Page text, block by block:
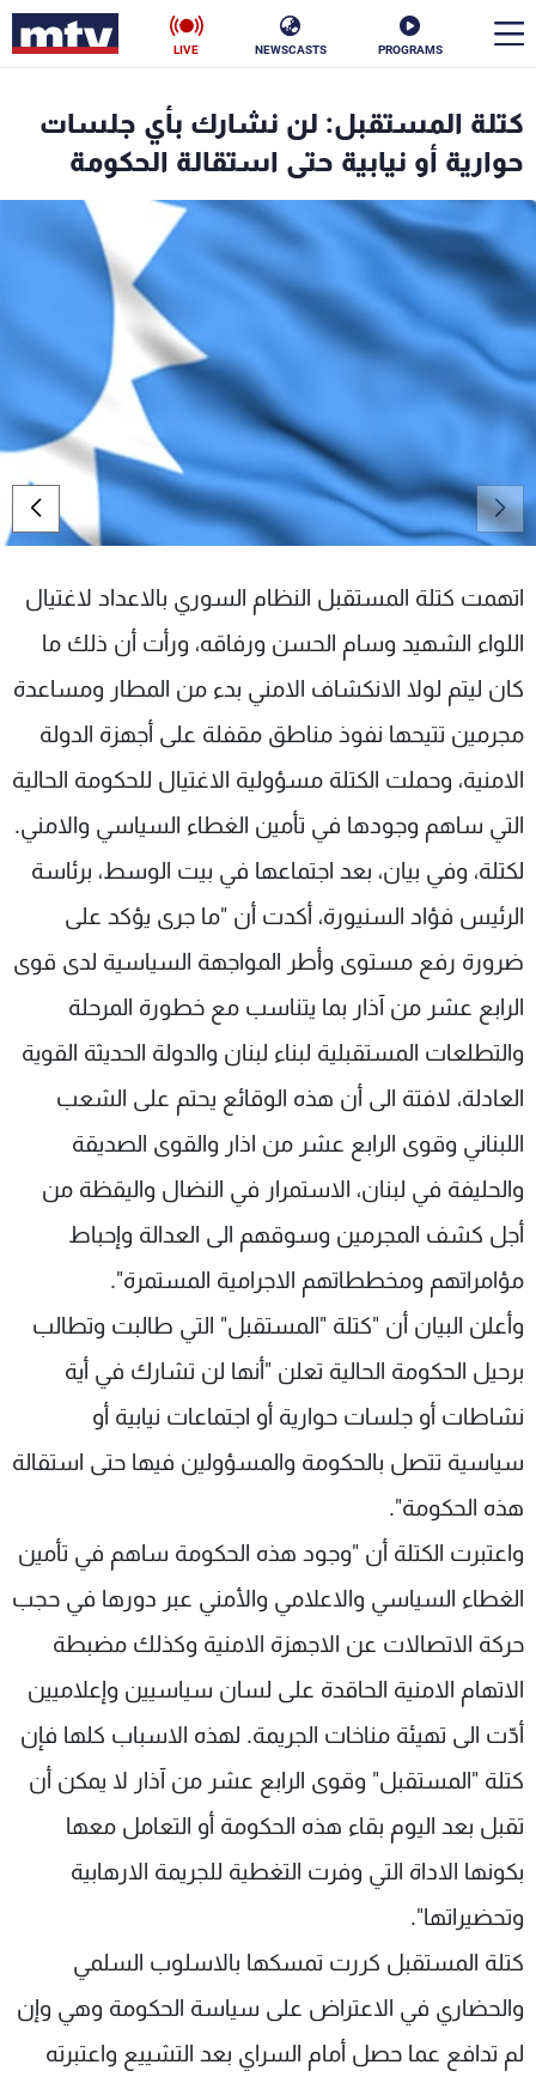
PROGRAMS
NEWSCASTS
LIVE
كتلة المستقبل: لن نشارك بأي جلسات
حوارية أو نيابية حتى استقالة الحكومة
اتهمت كتلة المستقبل النظام السوري بالاعداد لاغتيال
اللواء الشهيد وسام الحسن ورفاقه، ورأت أن ذلك ما
كان ليتم لولا الانكشاف الامني بدء من المطار ومساعدة
مجرمين تتيحها نفوذ مناطق مقفلة على أجهزة الدولة
الامنية، وحملت الكتلة مسؤولية الاغتيال للحكومة الحالية
التي ساهم وجودها في تأمين الغطاء السياسي والامني.
لكتلة، وفي بيان، بعد اجتماعها في بيت الوسط، برئاسة
الرئيس فؤاد السنيورة، أكدت أن "ما جرى يؤكد على
ضرورة رفع مستوى وأطر المواجهة السياسية لدى قوى
الرابع عشر من آذار بما يتناسب مع خطورة المرحلة
والتطلعات المستقبلية لبناء لبنان والدولة الحديثة القوية
العادلة، لافتة الى أن هذه الوقائع يحتم على الشعب
اللبناني وقوى الرابع عشر من اذار والقوى الصديقة
والحليفة في لبنان، الاستمرار في النضال واليقظة من
أجل كشف المجرمين وسوقهم الى العدالة وإحباط
مؤامراتهم ومخططاتهم الاجرامية المستمرة".
وأعلن البيان أن "كتلة "المستقبل" التي طالبت وتطالب
برحيل الحكومة الحالية تعلن "أنها لن تشارك في أية
نشاطات أو جلسات حوارية أو اجتماعات نيابية أو
سياسية تتصل بالحكومة والمسؤولين فيها حتى استقالة
هذه الحكومة".
واعتبرت الكتلة أن "وجود هذه الحكومة ساهم في تأمين
الغطاء السياسي والاعلامي والأمني عبر دورها في حجب
حركة الاتصالات عن الاجهزة الامنية وكذلك مضبطة
الاتهام الامنية الحاقدة على لسان سياسيين وإعلاميين
أدّت الى تهيئة مناخات الجريمة. لهذه الاسباب كلها فإن
كتلة "المستقبل" وقوى الرابع عشر من آذار لا يمكن أن
تقبل بعد اليوم بقاء هذه الحكومة أو التعامل معها
بكونها الاداة التي وفرت التغطية للجريمة الارهابية
وتحضيراتها".
كتلة المستقبل كررت تمسكها بالاسلوب السلمي
والحضاري في الاعتراض على سياسة الحكومة وهي وإن
لم تدافع عما حصل أمام السراي بعد التشييع واعتبرته
الأخبار
ناس
إقتصاد فن
منوعات
كأس العالم
البرامج
جدول البرامج
الترددات
الإنـتـاج
تواصل معنا
شروط الإسـتخدام
سياسة الخصوصية